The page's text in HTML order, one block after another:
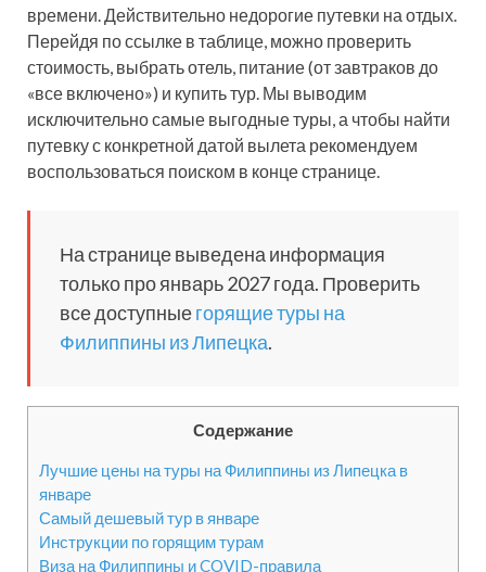
времени. Действительно недорогие путевки на отдых.
Перейдя по ссылке в таблице, можно проверить
стоимость, выбрать отель, питание (от завтраков до
«все включено») и купить тур. Мы выводим
исключительно самые выгодные туры, а чтобы найти
путевку с конкретной датой вылета рекомендуем
воспользоваться поиском в конце странице.
На странице выведена информация
только про январь 2027 года. Проверить
все доступныегорящие туры на
Филиппины из Липецка.
Содержание
Лучшие цены на туры на Филиппины из Липецка в
январе
Самый дешевый тур в январе
Инструкции по горящим турам
Виза на Филиппины и COVID-правила